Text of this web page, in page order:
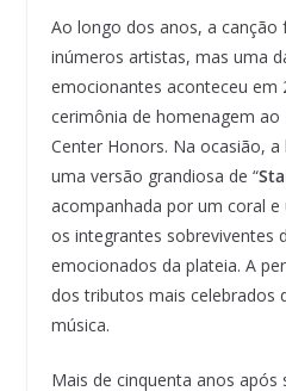
Ao longo dos anos, a
inúmeros artistas, mas uma
emocionantes aconteceu em
cerimônia de homenagem ao
Center Honors. Na ocasião,
uma versão grandiosa de “
acompanhada por um coral
os integrantes sobreviventes
emocionados da plateia. A
dos tributos mais celebrados
música.
Mais de cinquenta anos após